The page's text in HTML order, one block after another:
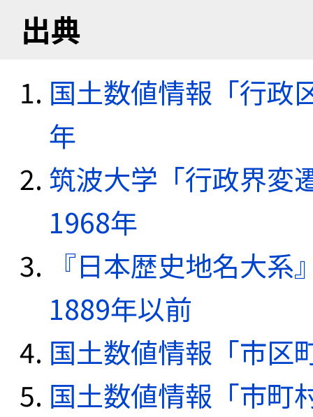
出典
国土数値情報「行政
年
筑波大学「行政界変
1968年
『日本歴史地名大
1889年以前
国土数値情報「市区
国土数値情報「市町